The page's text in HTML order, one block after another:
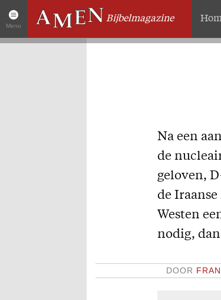
Menu
Bijbelmagazine
Na een
de
geloven,
de
Westen
nodig,
DOOR